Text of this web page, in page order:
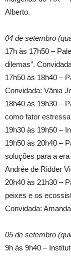
Alberto.
04 de setembro
17h às 17h50 –
dilemas”.
17h50 às 18h40 –
Convidada: Vânia
18h40 às 19h30 –
como fator
19h30 às 19h50 –
19h50 às 20h40 –
soluções para a
Andrée de Ridder
20h40 às 21h30 –
peixes e os
Convidada:
05 de setembro
9h às 9h40 –